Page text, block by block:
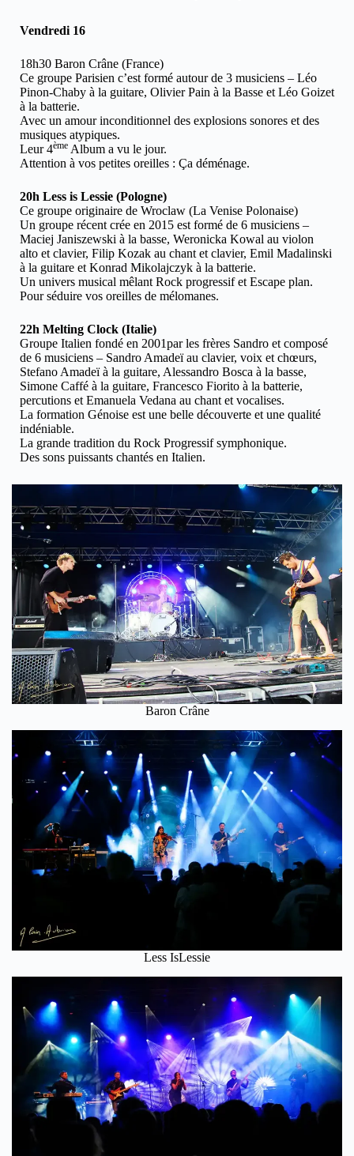
Vendredi 16
18h30 Baron Crâne (France)
Ce groupe Parisien c’est formé autour de 3 musiciens – Léo
Pinon-Chaby à la guitare, Olivier Pain à la Basse et Léo Goizet
à la batterie.
Avec un amour inconditionnel des explosions sonores et des
musiques atypiques.
Leur 4ème Album a vu le jour.
Attention à vos petites oreilles : Ça déménage.
20h Less is Lessie (Pologne)
Ce groupe originaire de Wroclaw (La Venise Polonaise)
Un groupe récent crée en 2015 est formé de 6 musiciens –
Maciej Janiszewski à la basse, Weronicka Kowal au violon
alto et clavier, Filip Kozak au chant et clavier, Emil Madalinski
à la guitare et Konrad Mikolajczyk à la batterie.
Un univers musical mêlant Rock progressif et Escape plan.
Pour séduire vos oreilles de mélomanes.
22h Melting Clock (Italie)
Groupe Italien fondé en 2001par les frères Sandro et composé
de 6 musiciens – Sandro Amadeï au clavier, voix et chœurs,
Stefano Amadeï à la guitare, Alessandro Bosca à la basse,
Simone Caffé à la guitare, Francesco Fiorito à la batterie,
percutions et Emanuela Vedana au chant et vocalises.
La formation Génoise est une belle découverte et une qualité
indéniable.
La grande tradition du Rock Progressif symphonique.
Des sons puissants chantés en Italien.
Baron Crâne
Less IsLessie